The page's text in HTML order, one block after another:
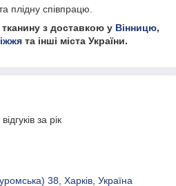
плідну співпрацю.
з доставкою у Вінницю,
та інші міста України.
за рік
38, Харків, Україна